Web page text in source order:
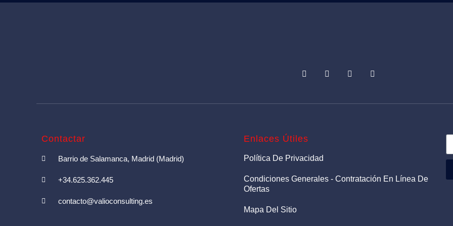
Contactar
Barrio de Salamanca, Madrid (Madrid)
+34.625.362.445
contacto@valioconsulting.es
Enlaces Útiles
Política De Privacidad
Condiciones Generales - Contratación En Línea De
Ofertas
Mapa Del Sitio